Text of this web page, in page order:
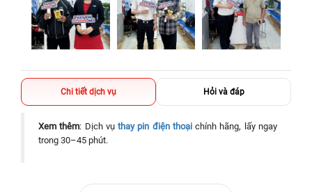
Chi tiết dịch vụ Hỏi và đáp
Xem thêm: Dịch vụthay pin điện thoạichính hãng, lấy ngay
trong 30–45 phút.